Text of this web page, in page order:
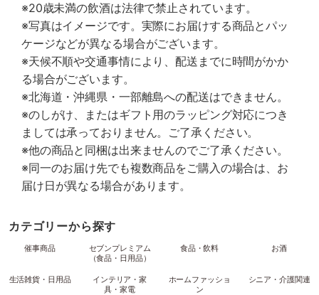
※20歳未満の飲酒は法律で禁止されています。
※写真はイメージです。実際にお届けする商品とパッ
ケージなどが異なる場合がございます。
※天候不順や交通事情により、配送までに時間がかか
る場合がございます。
※北海道・沖縄県・一部離島への配送はできません。
※のしがけ、またはギフト用のラッピング対応につき
ましては承っておりません。ご了承ください。
※他の商品と同梱は出来ませんのでご了承ください。
※同一のお届け先でも複数商品をご購入の場合は、お
届け日が異なる場合があります。
カテゴリーから探す
催事商品
セブンプレミアム
（食品・日用品）
食品・飲料 お酒
生活雑貨・日用品
インテリア・家
具・家電
ホームファッショ
ン
シニア・介護関連